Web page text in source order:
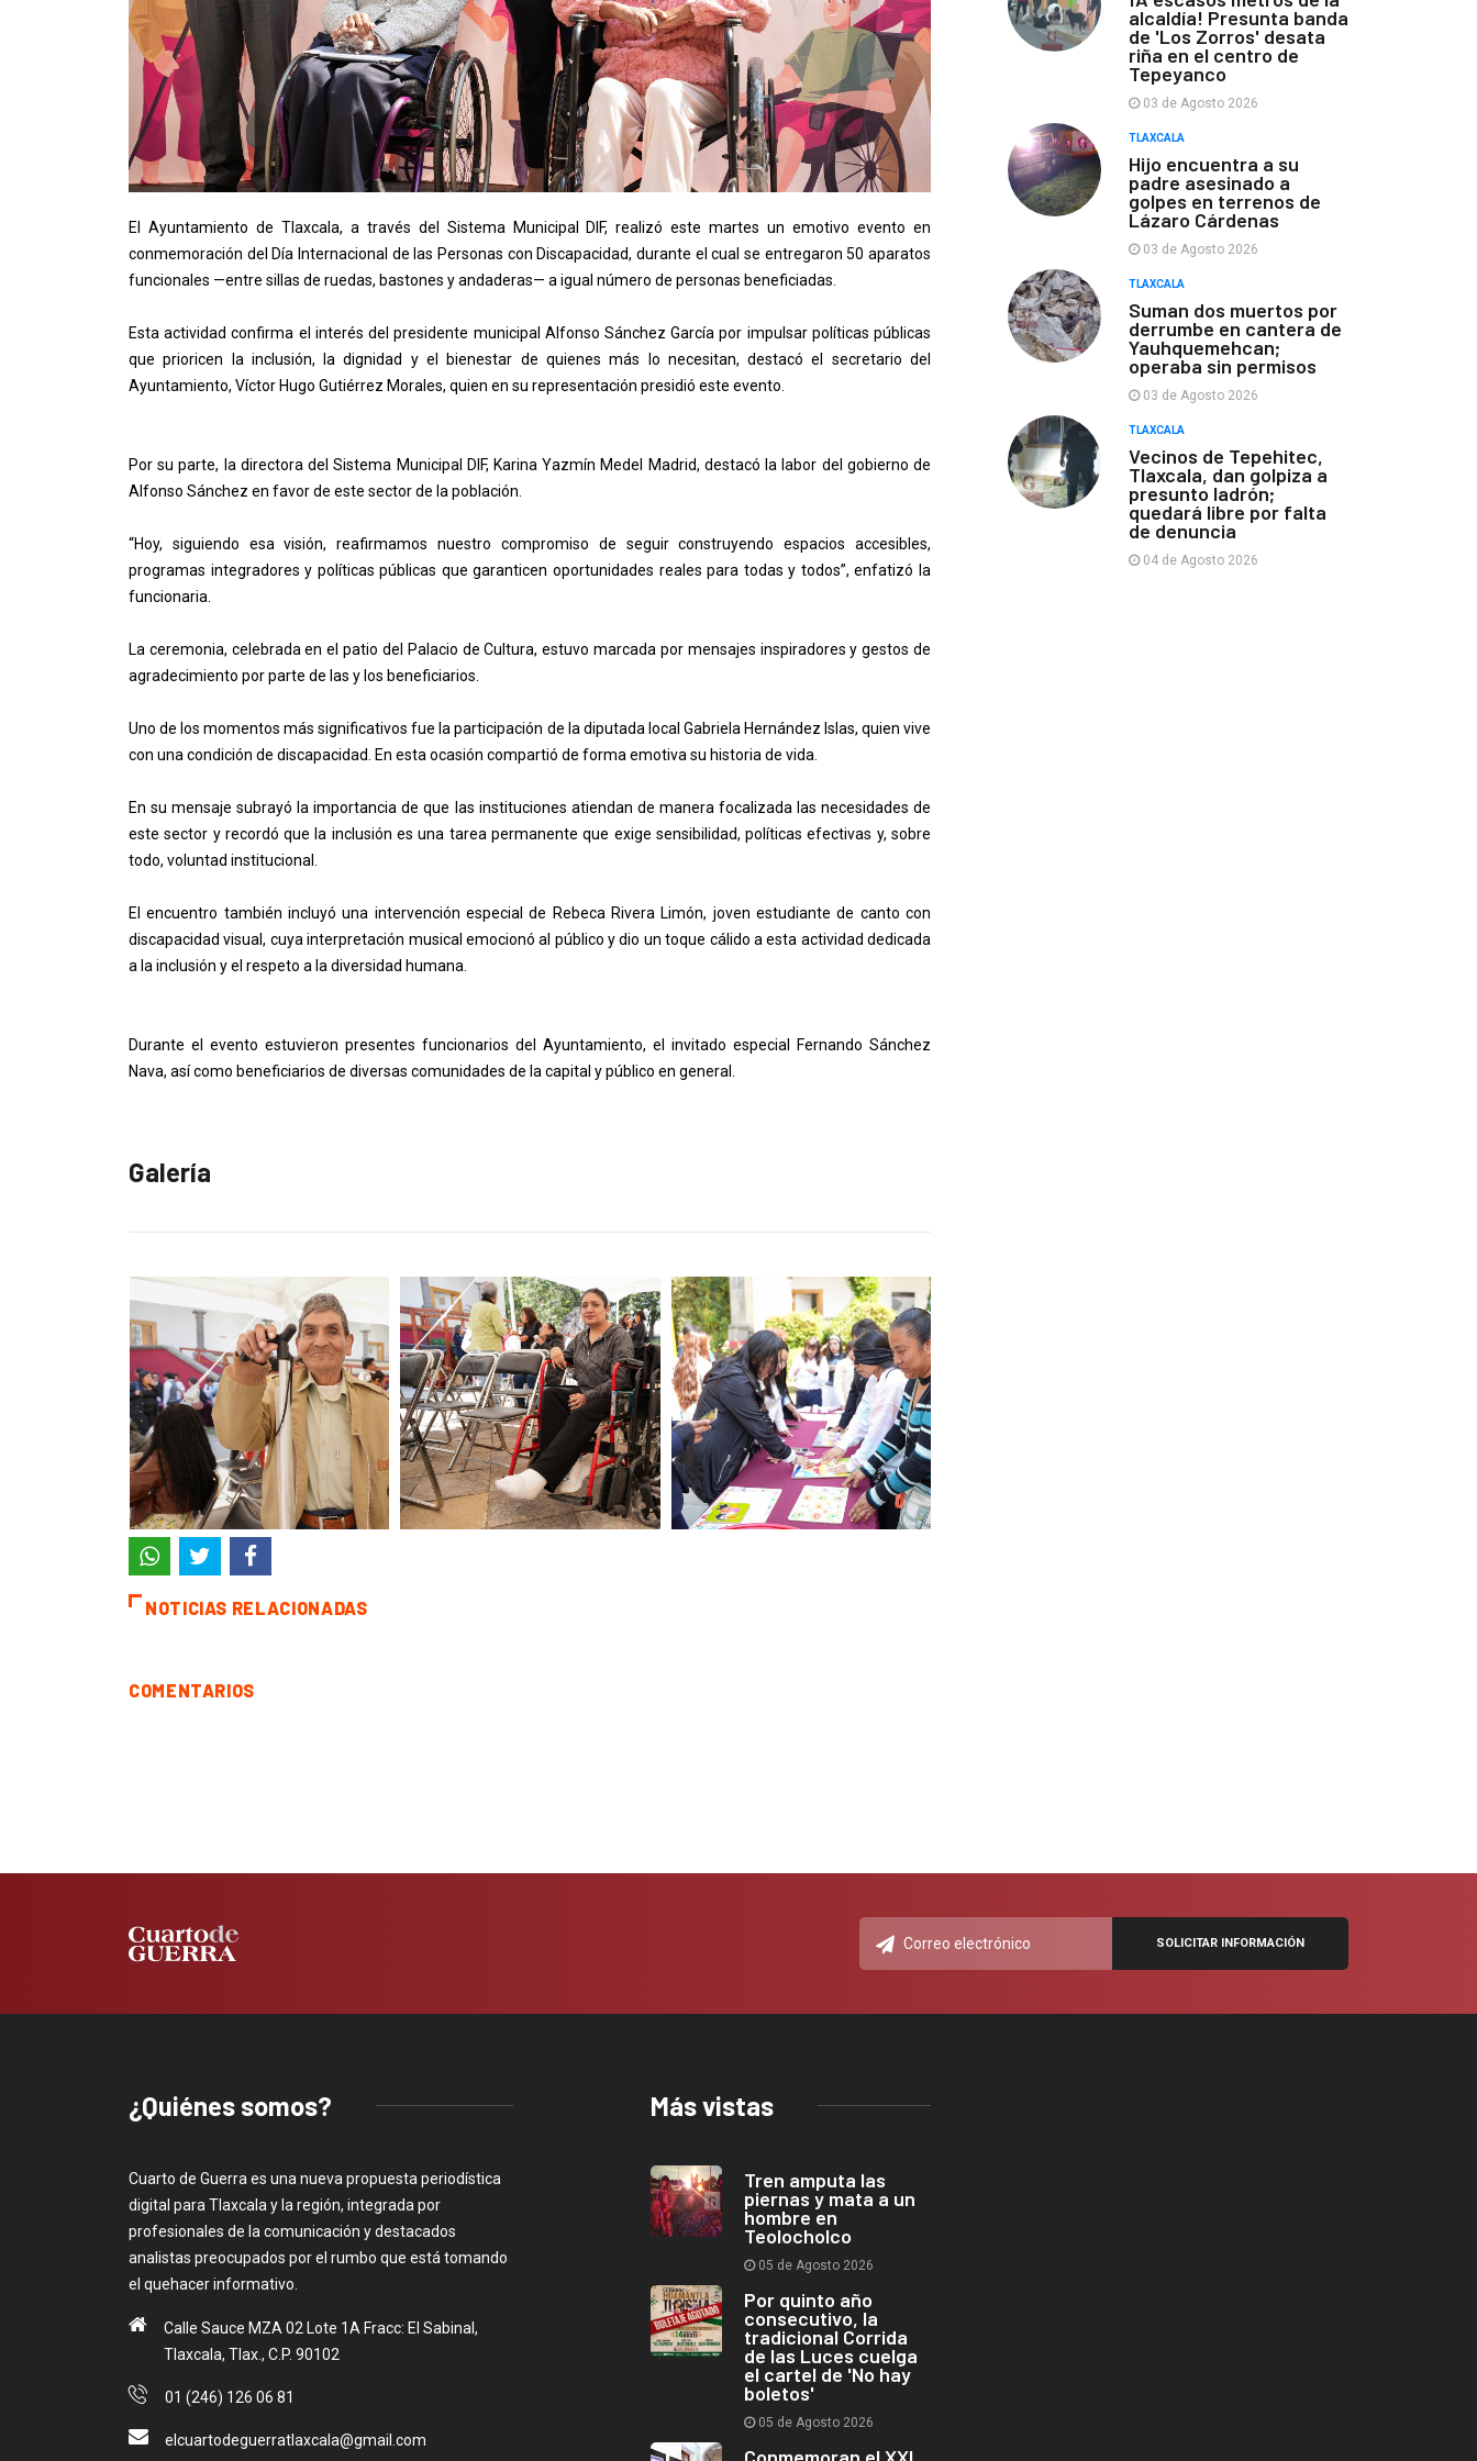
El Ayuntamiento de Tlaxcala, a través del Sistema Municipal DIF, realizó este martes un emotivo evento en
conmemoración del Día Internacional de las Personas con Discapacidad, durante el cual se entregaron 50 aparatos
funcionales —entre sillas de ruedas, bastones y andaderas— a igual número de personas beneficiadas.
Esta actividad confirma el interés del presidente municipal Alfonso Sánchez García por impulsar políticas públicas
que prioricen la inclusión, la dignidad y el bienestar de quienes más lo necesitan, destacó el secretario del
Ayuntamiento, Víctor Hugo Gutiérrez Morales, quien en su representación presidió este evento.
Por su parte, la directora del Sistema Municipal DIF, Karina Yazmín Medel Madrid, destacó la labor del gobierno de
Alfonso Sánchez en favor de este sector de la población.
“Hoy, siguiendo esa visión, reafirmamos nuestro compromiso de seguir construyendo espacios accesibles,
programas integradores y políticas públicas que garanticen oportunidades reales para todas y todos”, enfatizó la
funcionaria.
La ceremonia, celebrada en el patio del Palacio de Cultura, estuvo marcada por mensajes inspiradores y gestos de
agradecimiento por parte de las y los beneficiarios.
Uno de los momentos más significativos fue la participación de la diputada local Gabriela Hernández Islas, quien vive
con una condición de discapacidad. En esta ocasión compartió de forma emotiva su historia de vida.
En su mensaje subrayó la importancia de que las instituciones atiendan de manera focalizada las necesidades de
este sector y recordó que la inclusión es una tarea permanente que exige sensibilidad, políticas efectivas y, sobre
todo, voluntad institucional.
El encuentro también incluyó una intervención especial de Rebeca Rivera Limón, joven estudiante de canto con
discapacidad visual, cuya interpretación musical emocionó al público y dio un toque cálido a esta actividad dedicada
a la inclusión y el respeto a la diversidad humana.
Durante el evento estuvieron presentes funcionarios del Ayuntamiento, el invitado especial Fernando Sánchez
Nava, así como beneficiarios de diversas comunidades de la capital y público en general.
Galería
NOTICIAS RELACIONADAS
COMENTARIOS
alcaldía! Presunta banda
de 'Los Zorros' desata
riña en el centro de
Tepeyanco
03 de Agosto 2026
TLAXCALA
Hijo encuentra a su
padre asesinado a
golpes en terrenos de
Lázaro Cárdenas
03 de Agosto 2026
TLAXCALA
Suman dos muertos por
derrumbe en cantera de
Yauhquemehcan;
operaba sin permisos
03 de Agosto 2026
TLAXCALA
Vecinos de Tepehitec,
Tlaxcala, dan golpiza a
presunto ladrón;
quedará libre por falta
de denuncia
04 de Agosto 2026
¿Quiénes somos?
Cuarto de Guerra es una nueva propuesta periodística
digital para Tlaxcala y la región, integrada por
profesionales de la comunicación y destacados
analistas preocupados por el rumbo que está tomando
el quehacer informativo.
Calle Sauce MZA 02 Lote 1A Fracc: El Sabinal,
Tlaxcala, Tlax., C.P. 90102
01 (246) 126 06 81
elcuartodeguerratlaxcala@gmail.com
Más vistas
Tren amputa las
piernas y mata a un
hombre en
Teolocholco
05 de Agosto 2026
Por quinto año
consecutivo, la
tradicional Corrida
de las Luces cuelga
el cartel de 'No hay
boletos'
05 de Agosto 2026